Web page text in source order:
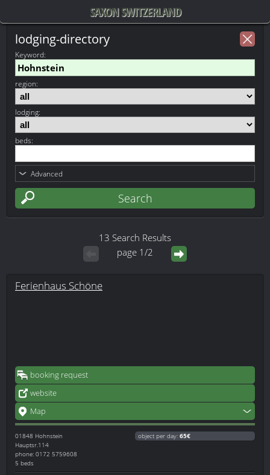
SAXON SWITZERLAND
lodging-directory
Keyword:
region:
lodging:
beds:
Advanced
13 Search Results
page 1/2
Ferienhaus Schöne
booking request
website
Map
01848 Hohnstein
Hauptsr.114
phone: 0172 5759608
5 beds
object per day: 65€